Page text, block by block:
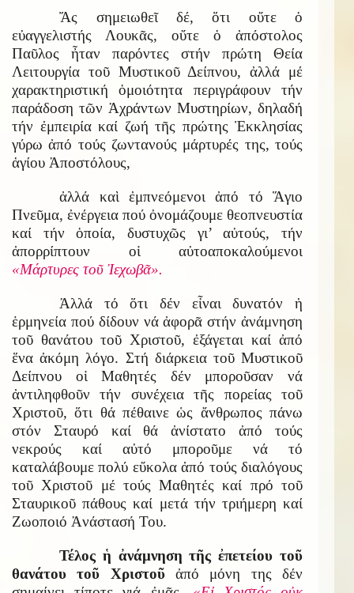
Ἄς σημειωθεῖ δέ, ὅτι οὔτε ὁ
εὐαγγελιστής Λουκᾶς, οὔτε ὁ ἀπόστολος
Παῦλος ἦταν παρόντες στήν πρώτη Θεία
Λειτουργία τοῦ Μυστικοῦ Δείπνου, ἀλλά μέ
χαρακτηριστική ὁμοιότητα περιγράφουν τήν
παράδοση τῶν Ἀχράντων Μυστηρίων, δηλαδή
τήν ἐμπειρία καί ζωή τῆς πρώτης Ἐκκλησίας
γύρω ἀπό τούς ζωντανούς μάρτυρές της, τούς
ἁγίου Ἀποστόλους,
ἀλλά καὶ ἐμπνεόμενοι ἀπό τό Ἅγιο
Πνεῦμα, ἐνέργεια πού ὀνομάζουμε θεοπνευστία
καί τήν ὁποία, δυστυχῶς γι’ αὐτούς, τήν
ἀπορρίπτουν οἱ αὐτοαποκαλούμενοι
«Μάρτυρες τοῦ Ἰεχωβᾶ».
Ἀλλά τό ὅτι δέν εἶναι δυνατόν ἡ
ἑρμηνεία πού δίδουν νά ἀφορᾶ στήν ἀνάμνηση
τοῦ θανάτου τοῦ Χριστοῦ, ἐξάγεται καί ἀπό
ἕνα ἀκόμη λόγο. Στή διάρκεια τοῦ Μυστικοῦ
Δείπνου οἱ Μαθητές δέν μποροῦσαν νά
ἀντιληφθοῦν τήν συνέχεια τῆς πορείας τοῦ
Χριστοῦ, ὅτι θά πέθαινε ὡς ἄνθρωπος πάνω
στόν Σταυρό καί θά ἀνίστατο ἀπό τούς
νεκρούς καί αὐτό μποροῦμε νά τό
καταλάβουμε πολύ εὔκολα ἀπό τούς διαλόγους
τοῦ Χριστοῦ μέ τούς Μαθητές καί πρό τοῦ
Σταυρικοῦ πάθους καί μετά τήν τριήμερη καί
Ζωοποιό Ἀνάστασή Του.
Τέλος ἡ ἀνάμνηση τῆς ἐπετείου τοῦ
θανάτου τοῦ Χριστοῦ ἀπό μόνη της δέν